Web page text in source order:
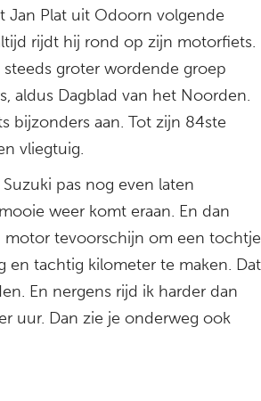
Jan Plat uit Odoorn volgende
rijdt hij rond op zijn motorfiets.
groter wordende groep
aldus Dagblad van het Noorden.
bijzonders aan. Tot zijn 84ste
vliegtuig.
pas nog even laten
weer komt eraan. En dan
motor tevoorschijn om een tochtje
en tachtig kilometer te maken. Dat
En nergens rijd ik harder dan
uur. Dan zie je onderweg ook